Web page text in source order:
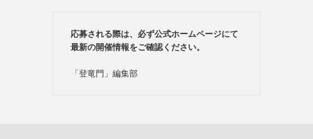
応募される際は、必ず公式ホームページにて
最新の開催情報をご確認ください。
「登竜門」編集部